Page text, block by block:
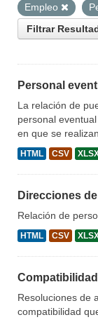
Empleo
Filtrar
Personal
La relación de
personal
en que se realizan.
HTML CSV
Direcciones
Relación de
HTML CSV
Resoluciones de
compatibilidad